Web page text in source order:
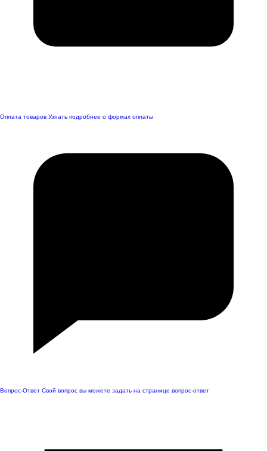
Оплата товаров Узнать подробнее о формах оплаты
Вопрос-Ответ Свой вопрос вы можете задать на странице вопрос-ответ